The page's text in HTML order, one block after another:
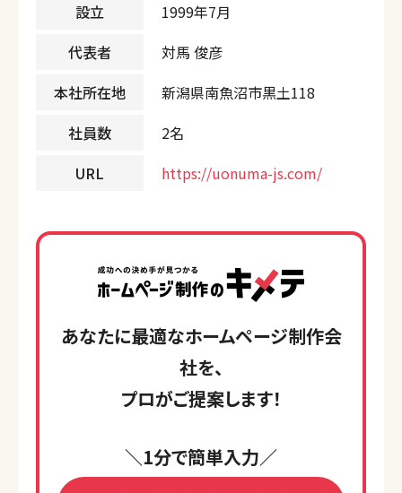
設立
1999年7月
代表者
対馬 俊彦
本社所在地
新潟県南魚沼市黒土118
社員数
2名
URL
https://uonuma-js.com/
あなたに最適なホームページ制作会
社を、
プロがご提案します！
＼1分で簡単入力／